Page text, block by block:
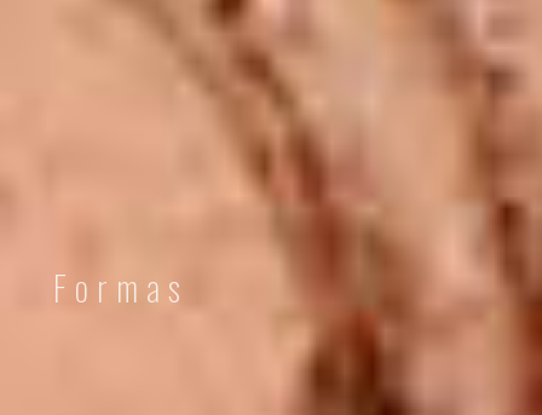
Formas